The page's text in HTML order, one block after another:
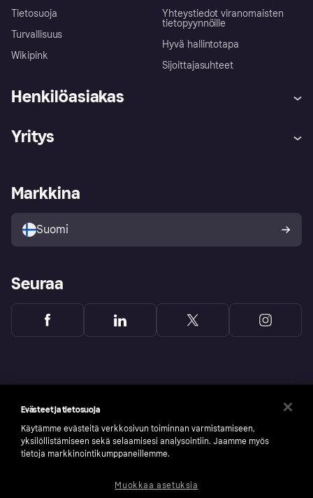
Tietosuoja
Turvallisuus
Wikipink
Yhteystiedot viranomaisten
tietopyynnöille
Hyvä hallintotapa
Sijoittajasuhteet
Henkilöasiakas
Ohje
Kirjaudu sisään
Tutustu kauppoihin
Ostajan turva
Yritys
Kirjaudu sisään yrityksenä
Markkina
Suomi
Seuraa
Evästeet ja tietosuoja
Käytämme evästeitä verkkosivun toiminnan varmistamiseen,
yksilöllistämiseen sekä selaamisesi analysointiin. Jaamme myös
tietoja markkinointikumppaneillemme.
Muokkaa asetuksia